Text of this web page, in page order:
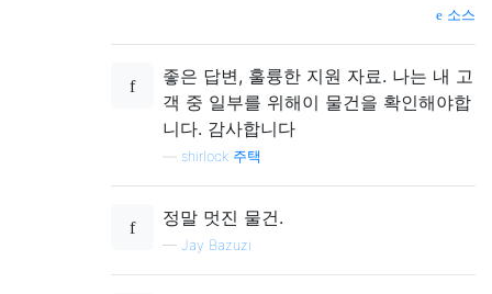
소스
좋은 답변, 훌륭한 지원 자료. 나는 내 고
객 중 일부를 위해이 물건을 확인해야합
니다. 감사합니다
shirlock 주택
정말 멋진 물건.
— Jay Bazuzi